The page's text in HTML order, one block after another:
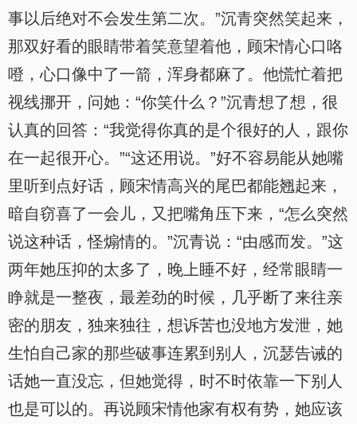
事以后绝对不会发生第二次。”沉青突然笑起来，
那双好看的眼睛带着笑意望着他，顾宋情心口咯
噔，心口像中了一箭，浑身都麻了。他慌忙着把
视线挪开，问她：“你笑什么？”沉青想了想，很
认真的回答：“我觉得你真的是个很好的人，跟你
在一起很开心。”“这还用说。”好不容易能从她嘴
里听到点好话，顾宋情高兴的尾巴都能翘起来，
暗自窃喜了一会儿，又把嘴角压下来，“怎么突然
说这种话，怪煽情的。”沉青说：“由感而发。”这
两年她压抑的太多了，晚上睡不好，经常眼睛一
睁就是一整夜，最差劲的时候，几乎断了来往亲
密的朋友，独来独往，想诉苦也没地方发泄，她
生怕自己家的那些破事连累到别人，沉瑟告诫的
话她一直没忘，但她觉得，时不时依靠一下别人
也是可以的。再说顾宋情他家有权有势，她应该